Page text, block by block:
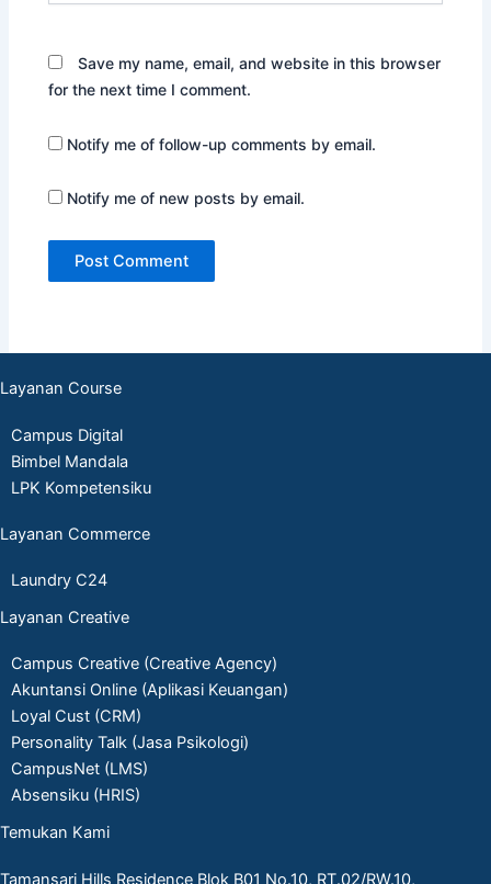
Save my name, email, and website in this browser
for the next time I comment.
Notify me of follow-up comments by email.
Notify me of new posts by email.
Layanan Course
Campus Digital
Bimbel Mandala
LPK Kompetensiku
Layanan Commerce
Laundry C24
Layanan Creative
Campus Creative (Creative Agency)
Akuntansi Online (Aplikasi Keuangan)
Loyal Cust (CRM)
Personality Talk (Jasa Psikologi)
CampusNet (LMS)
Absensiku (HRIS)
Temukan Kami
Tamansari Hills Residence Blok B01 No.10, RT.02/RW.10,